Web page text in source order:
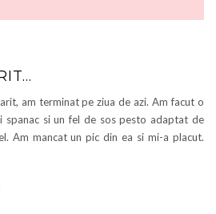
am terminat pe ziua de azi. Am facut o
spanac si un fel de sos pesto adaptat de
Am mancat un pic din ea si mi-a placut.